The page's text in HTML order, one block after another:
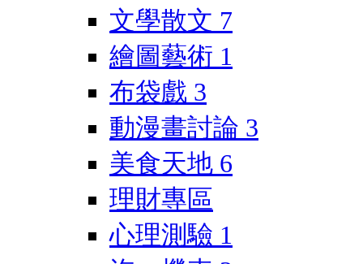
文學散文 7
繪圖藝術 1
布袋戲 3
動漫畫討論 3
美食天地 6
理財專區
心理測驗 1